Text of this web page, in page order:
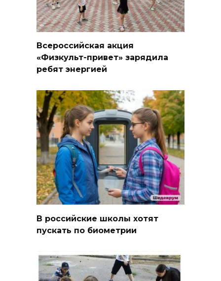
Всероссийская акция
«Физкульт-привет» зарядила
ребят энергией
В российские школы хотят
пускать по биометрии